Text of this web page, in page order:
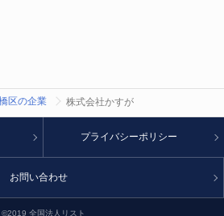
区の企業 株式会社かすが
©2019 全国法人リスト
プライバシーポリシー
お問い合わせ